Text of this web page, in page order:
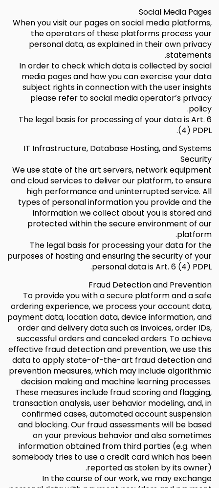
Social Media Pages
When you visit our pages on social media platforms,
the operators of these platforms process your
personal data, as explained in their own privacy
statements.
In order to check which data is collected by social
media pages and how you can exercise your data
subject rights in connection with the user insights
please refer to social media operator’s privacy
policy.
The legal basis for processing of your data is Art. 6
(4) PDPL.
IT Infrastructure, Database Hosting, and Systems
Security
We use state of the art servers, network equipment
and cloud services to deliver our platform, to ensure
high performance and uninterrupted service. All
types of personal information you provide and the
information we collect about you is stored and
protected within the secure environment of our
platform.
The legal basis for processing your data for the
purposes of hosting and ensuring the security of your
personal data is Art. 6 (4) PDPL.
Fraud Detection and Prevention
To provide you with a secure platform and a safe
ordering experience, we process your account data,
payment data, location data, device information, and
order and delivery data such as invoices, order IDs,
successful orders and canceled orders. To achieve
effective fraud detection and prevention, we use this
data to apply state-of-the-art fraud detection and
prevention measures, which may include algorithmic
decision making and machine learning processes.
These measures include fraud scoring and flagging,
transaction analysis, user behavior modeling, and, in
confirmed cases, automated account suspension
and blocking. Our fraud assessments will be based
on your previous behavior and also sometimes
information obtained from third parties (e.g. when
somebody tries to use a credit card which has been
reported as stolen by its owner).
In the course of our work, we may exchange